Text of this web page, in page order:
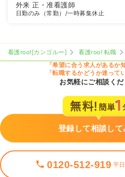
外来正・准看護師
日勤のみ（常勤） /一時募集休止
看護roo![カンゴルー] 看護roo! 転職
「希望に合う求人があるか
「転職するかどうか迷って
お気軽にご相談く
登録して相談して
0120-512-919 平